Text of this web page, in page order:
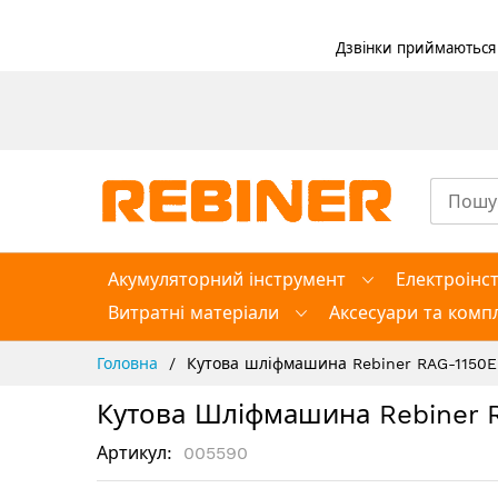
Дзвінки
Акумуляторний інструмент
Витратні матеріали
Аксесуари та
Головна Кутова шліфмашина Rebiner RAG-
Кутова Шліфмашина Rebiner
Артикул 005590